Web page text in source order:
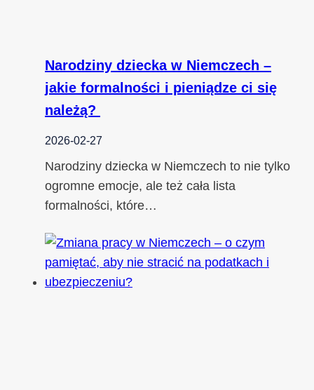
Narodziny dziecka w Niemczech –
jakie formalności i pieniądze ci się
należą?
2026-02-27
Narodziny dziecka w Niemczech to nie tylko
ogromne emocje, ale też cała lista
formalności, które…